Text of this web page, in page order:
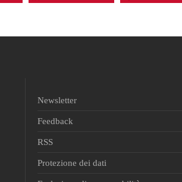
Newsletter
Feedback
RSS
Protezione dei dati